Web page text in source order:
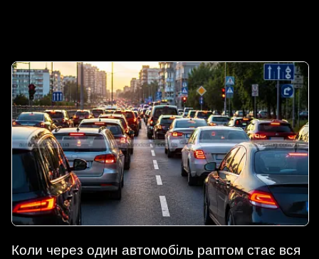
Коли через один автомобіль раптом стає вся